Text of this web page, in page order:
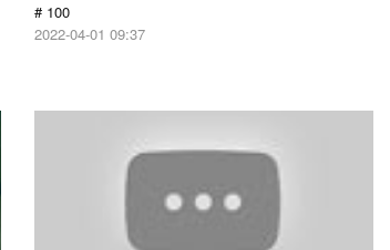
# 100
2022-04-01 09:37